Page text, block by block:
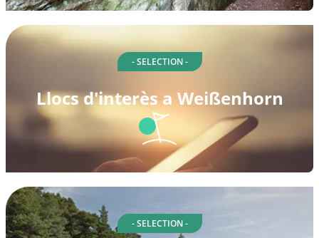
- SELECTION -
Llocs d'interès a Weißenhorn
- SELECTION -